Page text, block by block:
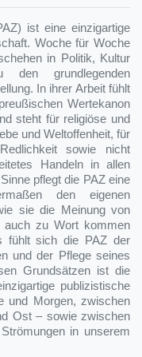
ist eine einzigartige
Woche für Woche
in Politik, Kultur
grundlegenden
In ihrer Arbeit fühlt
Wertekanon
steht für religiöse und
und Weltoffenheit, für
sowie nicht
Handeln in allen
pflegt die PAZ eine
den eigenen
sie die Meinung von
auch zu Wort kommen
fühlt sich die PAZ der
und der Pflege seines
Grundsätzen ist die
publizistische
und Morgen, zwischen
Ost – sowie zwischen
in unserem